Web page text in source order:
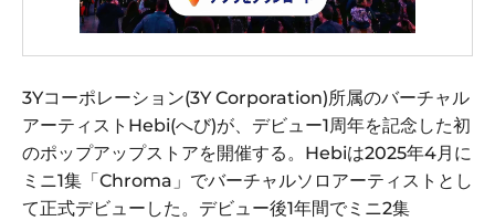
3Yコーポレーション(3Y Corporation)所属のバーチャル
アーティストHebi(へび)が、デビュー1周年を記念した初
のポップアップストアを開催する。Hebiは2025年4月に
ミニ1集「Chroma」でバーチャルソロアーティストとし
て正式デビューした。デビュー後1年間でミニ2集